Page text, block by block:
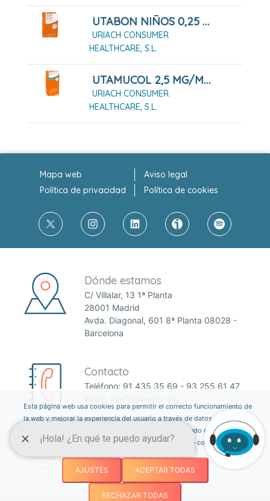
UTABON NIÑOS 0,25 MG/ML GOTAS NASALES EN SOLUCION, 1 FRASCO DE 15 ML
URIACH CONSUMER
HEALTHCARE, S.L.
UTAMUCOL 2,5 MG/ML SUSPENSIÓN ORAL FRASCO 200 ML
URIACH CONSUMER
HEALTHCARE, S.L.
Mapa web
Aviso legal
Política de privacidad
Política de cookies
Dónde estamos
C/ Villalar, 13 1ª Planta
28001 Madrid
Avda. Diagonal, 601 8ª Planta 08028 -
Barcelona
Contacto
Teléfono: 91 435 35 69 - 93 255 61 47
Esta página web usa cookies para permitir el correcto funcionamiento de
la web y mejorar la experiencia del usuario a través de datos estadísticos.
Puedes informarte sobre qué cookies estamos utilizando o desactivarlas
a través del botón ajustes. Consulta nuestra política de cookies
aquí .
AJUSTES ACEPTAR TODAS
RECHAZAR TODAS